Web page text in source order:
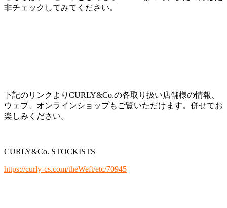
非チェックしてみてください。
下記のリンクよりCURLY&Co.の各取り扱い店舗様の情報、
ウェブ、オンラインショップもご覧いただけます。併せてお
楽しみください。
CURLY&Co. STOCKISTS
https://curly-cs.com/theWeft/etc/70945